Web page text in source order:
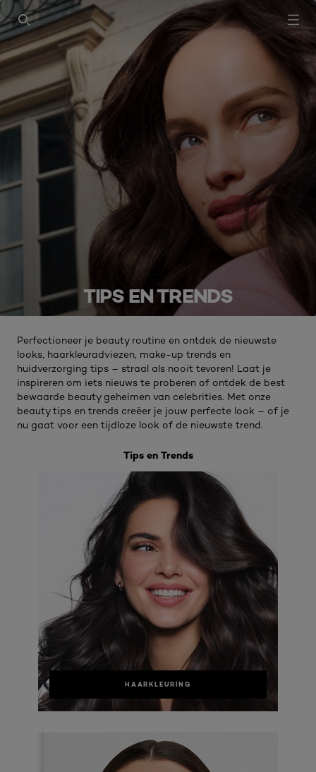
SEARCH THIS SITE
TIPS EN TRENDS
Perfectioneer je beauty routine en ontdek de nieuwste
looks, haarkleuradviezen, make-up trends en
huidverzorging tips – straal als nooit tevoren! Laat je
inspireren om iets nieuws te proberen of ontdek de best
bewaarde beauty geheimen van celebrities. Met onze
beauty tips en trends creëer je jouw perfecte look – of je
nu gaat voor een tijdloze look of de nieuwste trend.
Tips en Trends
HAARKLEURING